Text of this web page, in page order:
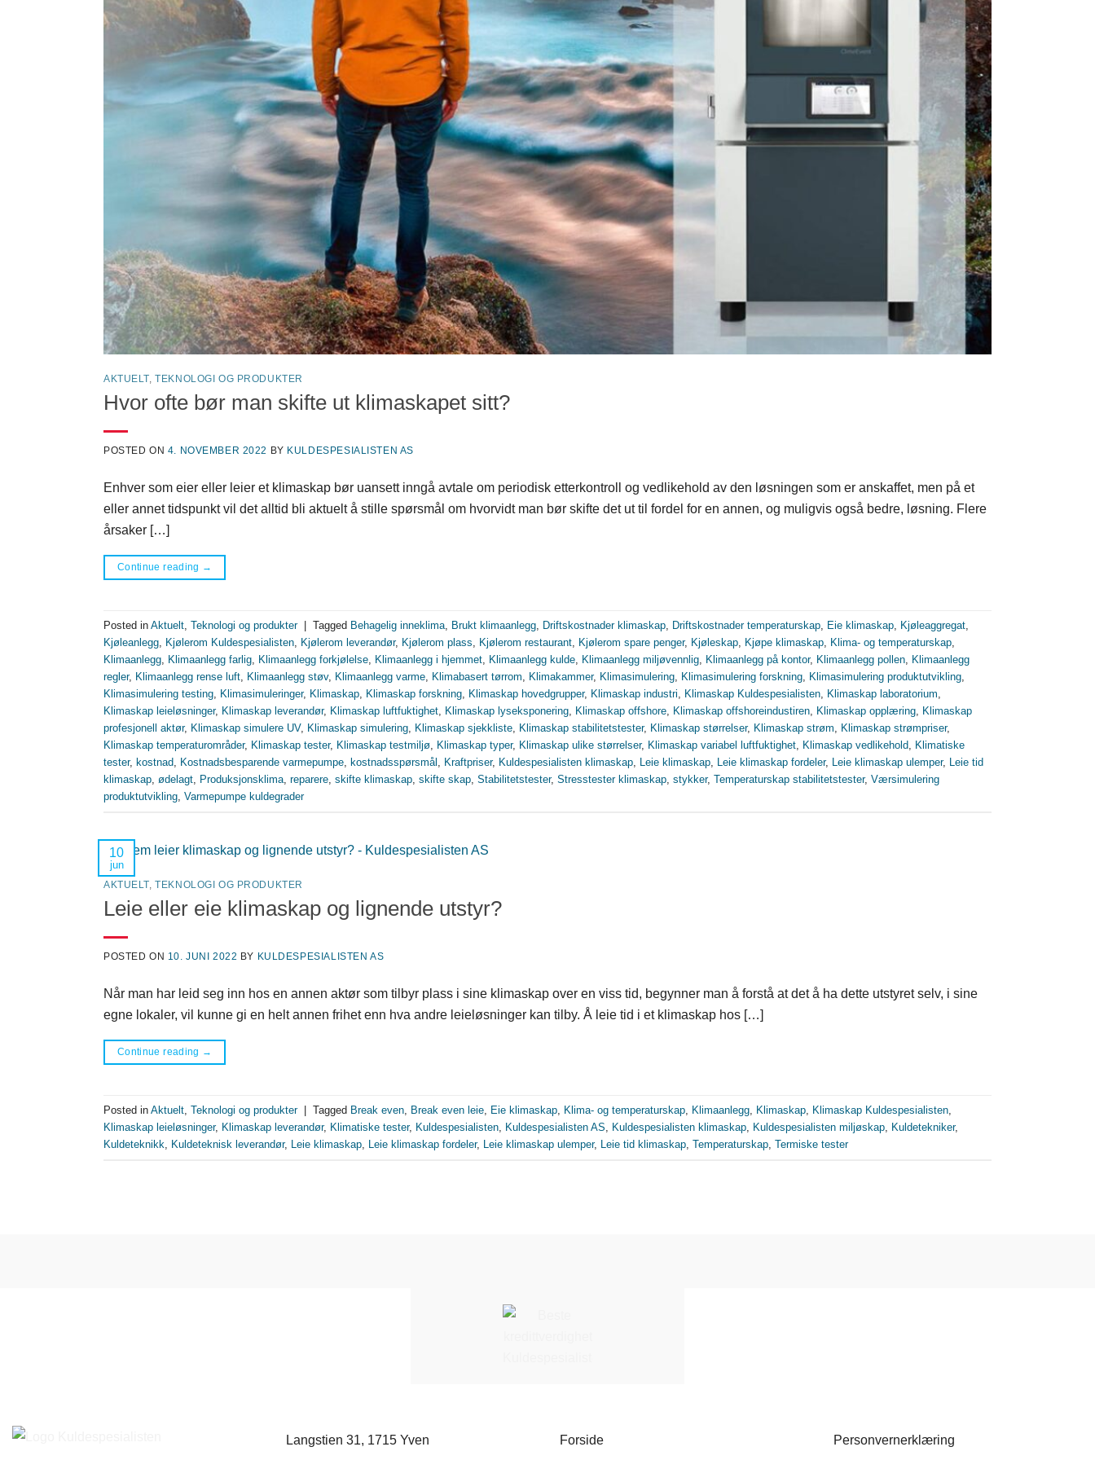
AKTUELT , TEKNOLOGI OG PRODUKTER
Hvor ofte bør man skifte ut klimaskapet sitt?
POSTED ON 4. NOVEMBER 2022 BY KULDESPESIALISTEN AS
Enhver som eier eller leier et klimaskap bør uansett inngå avtale om periodisk etterkontroll og vedlikehold av den løsningen som er anskaffet, men på et
eller annet tidspunkt vil det alltid bli aktuelt å stille spørsmål om hvorvidt man bør skifte det ut til fordel for en annen, og muligvis også bedre, løsning. Flere
årsaker […]
Continue reading →
Posted in Aktuelt, Teknologi og produkter Tagged Behagelig inneklima, Brukt klimaanlegg, Driftskostnader klimaskap, Driftskostnader temperaturskap, Eie klimaskap, Kjøleaggregat,
Kjøleanlegg, Kjølerom Kuldespesialisten, Kjølerom leverandør, Kjølerom plass, Kjølerom restaurant, Kjølerom spare penger, Kjøleskap, Kjøpe klimaskap, Klima- og temperaturskap,
Klimaanlegg, Klimaanlegg farlig, Klimaanlegg forkjølelse, Klimaanlegg i hjemmet, Klimaanlegg kulde, Klimaanlegg miljøvennlig, Klimaanlegg på kontor, Klimaanlegg pollen, Klimaanlegg
regler, Klimaanlegg rense luft, Klimaanlegg støv, Klimaanlegg varme, Klimabasert tørrom, Klimakammer, Klimasimulering, Klimasimulering forskning, Klimasimulering produktutvikling,
Klimasimulering testing, Klimasimuleringer, Klimaskap, Klimaskap forskning, Klimaskap hovedgrupper, Klimaskap industri, Klimaskap Kuldespesialisten, Klimaskap laboratorium,
Klimaskap leieløsninger, Klimaskap leverandør, Klimaskap luftfuktighet, Klimaskap lyseksponering, Klimaskap offshore, Klimaskap offshoreindustiren, Klimaskap opplæring, Klimaskap
profesjonell aktør, Klimaskap simulere UV, Klimaskap simulering, Klimaskap sjekkliste, Klimaskap stabilitetstester, Klimaskap størrelser, Klimaskap strøm, Klimaskap strømpriser,
Klimaskap temperaturområder, Klimaskap tester, Klimaskap testmiljø, Klimaskap typer, Klimaskap ulike størrelser, Klimaskap variabel luftfuktighet, Klimaskap vedlikehold, Klimatiske
tester, kostnad, Kostnadsbesparende varmepumpe, kostnadsspørsmål , Kraftpriser, Kuldespesialisten klimaskap, Leie klimaskap, Leie klimaskap fordeler, Leie klimaskap ulemper, Leie tid
klimaskap, ødelagt, Produksjonsklima, reparere, skifte klimaskap, skifte skap, Stabilitetstester, Stresstester klimaskap, stykker, Temperaturskap stabilitetstester, Værsimulering
produktutvikling, Varmepumpe kuldegrader
10
jun
AKTUELT TEKNOLOGI OG PRODUKTER
Leie eller eie klimaskap og lignende utstyr?
POSTED ON 10. JUNI 2022 BY KULDESPESIALISTEN AS
Når man har leid seg inn hos en annen aktør som tilbyr plass i sine klimaskap over en viss tid, begynner man å forstå at det å ha dette utstyret selv, i sine
egne lokaler, vil kunne gi en helt annen frihet enn hva andre leieløsninger kan tilby. Å leie tid i et klimaskap hos […]
Continue reading →
Posted in Aktuelt Teknologi og produkter Tagged Break even Break even leie Eie klimaskap Klima- og temperaturskap Klimaanlegg Klimaskap Klimaskap Kuldespesialisten
Klimaskap leieløsninger, Klimaskap leverandør, Klimatiske tester, Kuldespesialisten Kuldespesialisten AS Kuldespesialisten klimaskap Kuldespesialisten miljøskap Kuldetekniker,
Kuldeteknikk
Kuldeteknisk leverandør, Leie klimaskap Leie klimaskap fordeler, Leie klimaskap ulemper, Leie tid klimaskap Temperaturskap Termiske tester
Langstien 31, 1715 Yven Forside Personvernerklæring